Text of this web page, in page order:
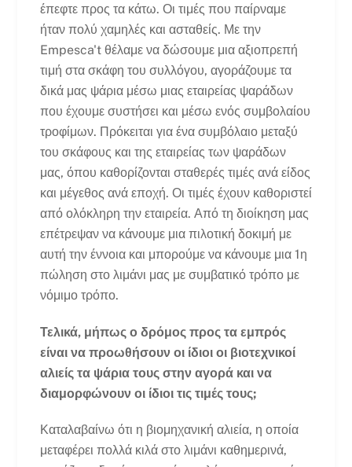
έπεφτε προς τα κάτω. Οι τιμές που παίρναμε
ήταν πολύ χαμηλές και ασταθείς. Με την
Empesca't θέλαμε να δώσουμε μια αξιοπρεπή
τιμή στα σκάφη του συλλόγου, αγοράζουμε τα
δικά μας ψάρια μέσω μιας εταιρείας ψαράδων
που έχουμε συστήσει και μέσω ενός συμβολαίου
τροφίμων. Πρόκειται για ένα συμβόλαιο μεταξύ
του σκάφους και της εταιρείας των ψαράδων
μας, όπου καθορίζονται σταθερές τιμές ανά είδος
και μέγεθος ανά εποχή. Οι τιμές έχουν καθοριστεί
από ολόκληρη την εταιρεία. Από τη διοίκηση μας
επέτρεψαν να κάνουμε μια πιλοτική δοκιμή με
αυτή την έννοια και μπορούμε να κάνουμε μια 1η
πώληση στο λιμάνι μας με συμβατικό τρόπο με
νόμιμο τρόπο.
Τελικά, μήπως ο δρόμος προς τα εμπρός
είναι να προωθήσουν οι ίδιοι οι βιοτεχνικοί
αλιείς τα ψάρια τους στην αγορά και να
διαμορφώνουν οι ίδιοι τις τιμές τους;
Καταλαβαίνω ότι η βιομηχανική αλιεία, η οποία
μεταφέρει πολλά κιλά στο λιμάνι καθημερινά,